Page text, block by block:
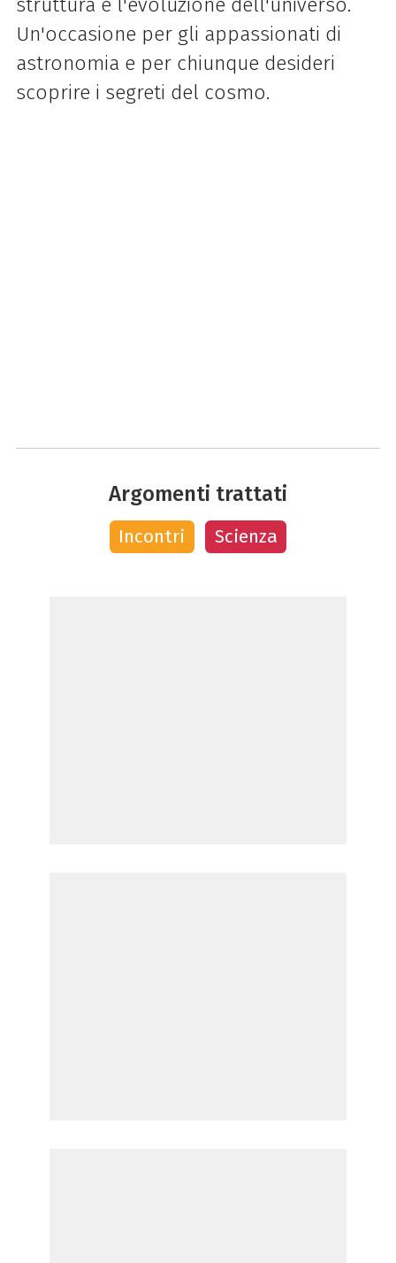
struttura e l'evoluzione dell'universo.
Un'occasione per gli appassionati di
astronomia e per chiunque desideri
scoprire i segreti del cosmo.
Argomenti trattati
Incontri Scienza